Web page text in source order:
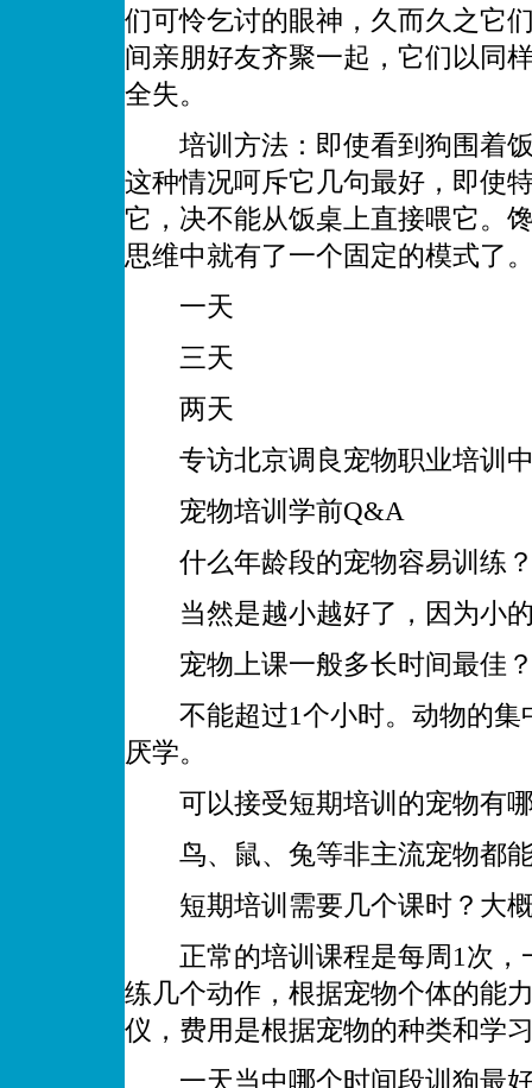
们可怜乞讨的眼神，久而久之它
间亲朋好友齐聚一起，它们以同
全失。
培训方法：即使看到狗围着饭
这种情况呵斥它几句最好，即使
它，决不能从饭桌上直接喂它。
思维中就有了一个固定的模式了
一天
三天
两天
专访北京调良宠物职业培训中
宠物培训学前Q&A
什么年龄段的宠物容易训练
当然是越小越好了，因为小的
宠物上课一般多长时间最佳
不能超过1个小时。动物的集
厌学。
可以接受短期培训的宠物有
鸟、鼠、兔等非主流宠物都
短期培训需要几个课时？大
正常的培训课程是每周1次，
练几个动作，根据宠物个体的能
仪，费用是根据宠物的种类和学
一天当中哪个时间段训狗最